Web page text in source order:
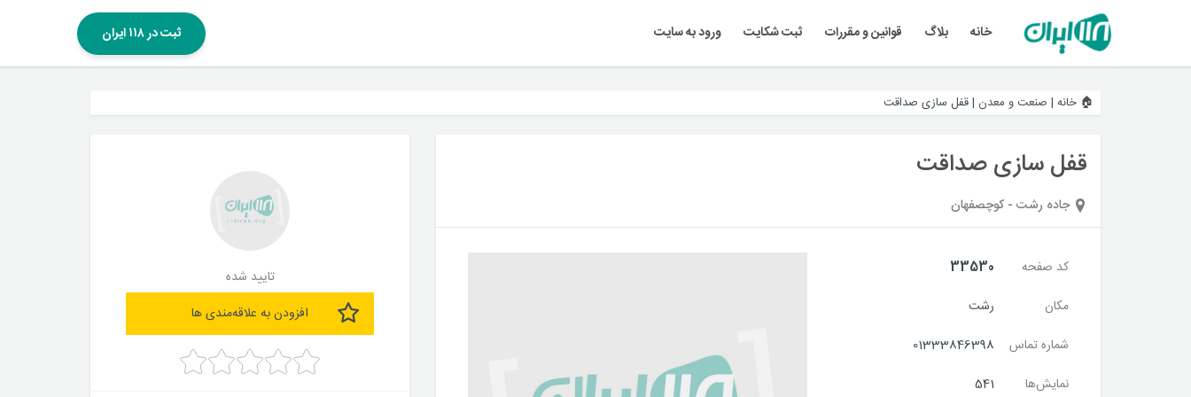
خانه بلاگ قوانین و مقررات ثبت شکایت ورود به سایت ثبت در ۱۱۸ ایران
🏠 خانه | صنعت و معدن |قفل سازی صداقت
قفل سازی صداقت
جاده رشت - کوچصفهان
کد صفحه
33530
مکان
رشت
شماره تماس
01333846398
نمایش‌ها
541
تایید شده
افزودن به علاقه‌مندی ها